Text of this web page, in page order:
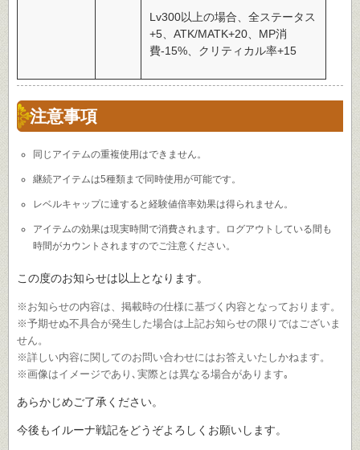
Lv300以上の場合、全ステータス
+5、ATK/MATK+20、MP消
費-15%、クリティカル率+15
注意事項
同じアイテムの重複使用はできません。
継続アイテムは5種類まで同時使用が可能です。
レベルキャップに達すると経験値倍率効果は得られません。
アイテムの効果は現実時間で消費されます。ログアウトしている間も
時間がカウントされますのでご注意ください。
この度のお知らせは以上となります。
※お知らせの内容は、掲載時の仕様に基づく内容となっております。
※予期せぬ不具合が発生した場合は上記お知らせの限りではございま
せん。
※詳しい内容に関してのお問い合わせにはお答えいたしかねます。
※画像はイメージであり､実際とは異なる場合があります｡
あらかじめご了承ください。
今後もイルーナ戦記をどうぞよろしくお願いします。